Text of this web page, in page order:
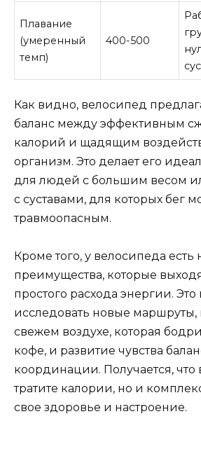
Плавание
(умеренный
темп)
400-500
Как видно, велосипед
баланс между эффективным
калорий и щадящим
организм. Это делает его
для людей с большим весом
с суставами, для которых бег
травмоопасным.
Кроме того, у велосипеда
преимущества, которые
простого расхода энергии.
исследовать новые маршруты,
свежем воздухе, которая
кофе, и развитие чувства
координации. Получается, что
тратите калории, но и
свое здоровье и настроение.